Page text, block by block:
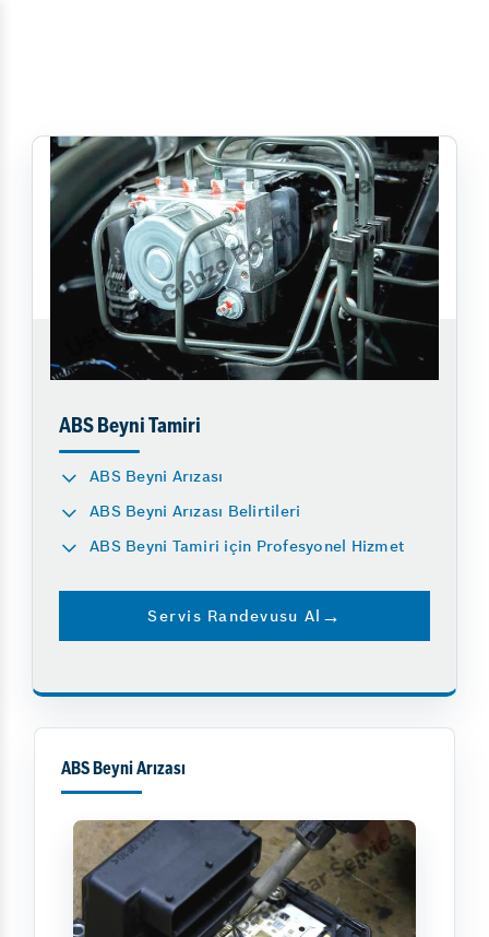
ABS Beyni Tamiri
ABS Beyni Arızası
ABS Beyni Arızası Belirtileri
ABS Beyni Tamiri için Profesyonel Hizmet
Servis Randevusu Al
ABS Beyni Arızası